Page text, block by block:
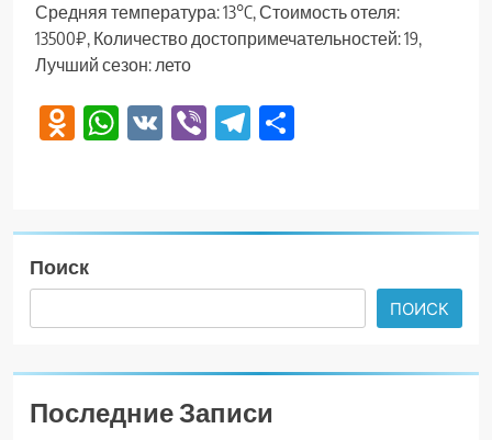
Средняя температура: 13°C, Стоимость отеля:
13500₽, Количество достопримечательностей: 19,
Лучший сезон: лето
Odnoklassniki
WhatsApp
VK ViberTelegram
Поиск
ПОИСК
Последние Записи